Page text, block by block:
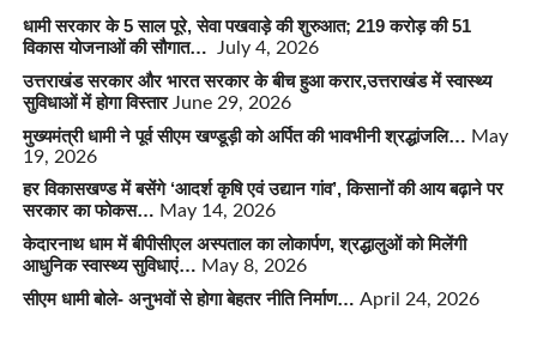
धामी सरकार के 5 साल पूरे, सेवा पखवाड़े की शुरुआत; 219 करोड़ की 51
विकास योजनाओं की सौगात…
July 4, 2026
उत्तराखंड सरकार और भारत सरकार के बीच हुआ करार,उत्तराखंड में स्वास्थ्य
सुविधाओं में होगा विस्तार June 29, 2026
मुख्यमंत्री धामी ने पूर्व सीएम खण्डूड़ी को अर्पित की भावभीनी श्रद्धांजलि… May
19, 2026
हर विकासखण्ड में बसेंगे ‘आदर्श कृषि एवं उद्यान गांव’, किसानों की आय बढ़ाने पर
सरकार का फोकस… May 14, 2026
केदारनाथ धाम में बीपीसीएल अस्पताल का लोकार्पण, श्रद्धालुओं को मिलेंगी
आधुनिक स्वास्थ्य सुविधाएं… May 8, 2026
सीएम धामी बोले- अनुभवों से होगा बेहतर नीति निर्माण… April 24, 2026